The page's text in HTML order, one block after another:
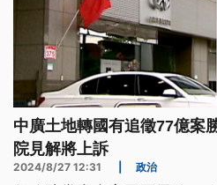
中廣土地轉國有追徵77億案
院見解將上訴
2024/8/27 12:31 政治